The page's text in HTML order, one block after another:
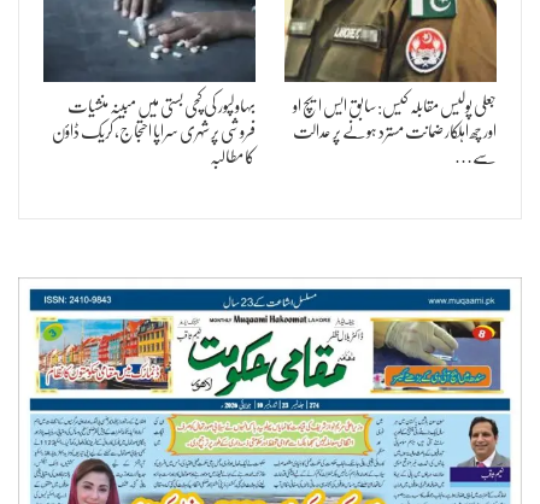
جعلی پولیس مقابلہ کیس: سابق ایس ایچ او
اور چھ اہلکار ضمانت مسترد ہونے پر عدالت
سے…
بہاولپور کی کچی بستی میں مبینہ منشیات
فروشی پر شہری سراپا احتجاج، کریک ڈاؤن
کا مطالبہ